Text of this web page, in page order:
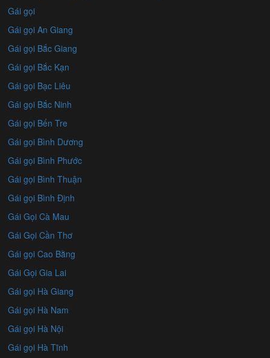
Gái gọi
Gái gọi An Giang
Gái gọi Bắc Giang
Gái gọi Bắc Kạn
Gái gọi Bạc Liêu
Gái gọi Bắc Ninh
Gái gọi Bến Tre
Gái gọi Bình Dương
Gái gọi Bình Phước
Gái gọi Bình Thuận
Gái gọi Bình Định
Gái Gọi Cà Mau
Gái Gọi Cần Thơ
Gái gọi Cao Bằng
Gái Gọi Gia Lai
Gái gọi Hà Giang
Gái gọi Hà Nam
Gái gọi Hà Nội
Gái gọi Hà Tĩnh